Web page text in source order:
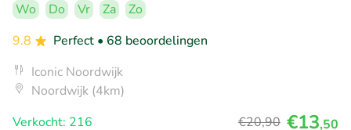
Wo Do Vr Za
Zo
9.8
Perfect • 68 beoordelingen
Iconic Noordwijk
Noordwijk (4km)
Verkocht: 216
€20,90 €13,50